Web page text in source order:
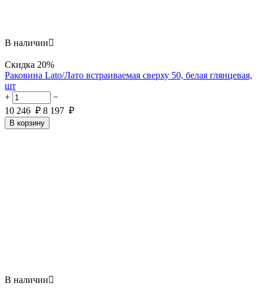
В наличии
Скидка 20%
Раковина Lato/Лато встраиваемая сверху 50, белая глянцевая,
шт
+
−
10 246 ₽ 8 197 ₽
В корзину
В наличии